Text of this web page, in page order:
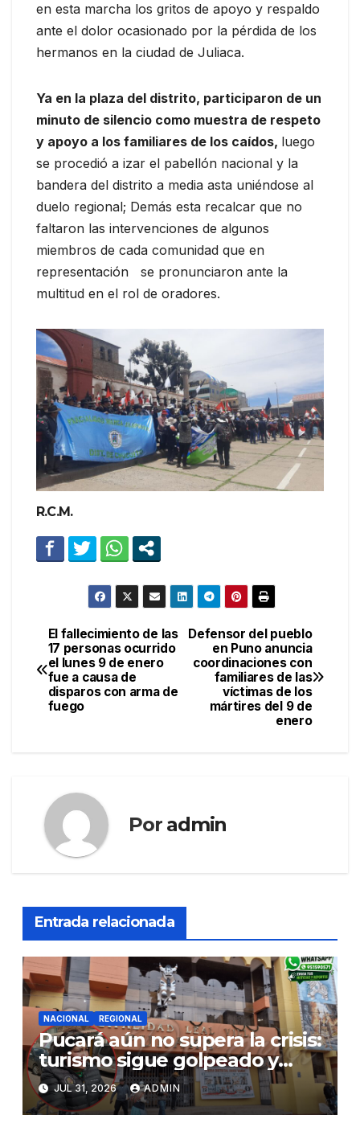
en esta marcha los gritos de apoyo y respaldo
ante el dolor ocasionado por la pérdida de los
hermanos en la ciudad de Juliaca.
Ya en la plaza del distrito, participaron de un
minuto de silencio como muestra de respeto
y apoyo a los familiares de los caídos, luego
se procedió a izar el pabellón nacional y la
bandera del distrito a media asta uniéndose al
duelo regional; Demás esta recalcar que no
faltaron las intervenciones de algunos
miembros de cada comunidad que en
representación se pronunciaron ante la
multitud en el rol de oradores.
R.C.M.
Navegación
de
entradas
Defensor del pueblo
en Puno anuncia
coordinaciones con
familiares de las
víctimas de los
mártires del 9 de
enero
El fallecimiento de las
17 personas ocurrido
el lunes 9 de enero
fue a causa de
disparos con arma de
fuego
Por admin
Entrada relacionada
NACIONAL REGIONAL
Pucará aún no supera la crisis:
turismo sigue golpeado y
alcaldesa exige al nuevo
Gobierno fondos para obras
JUL 31, 2026 ADMIN